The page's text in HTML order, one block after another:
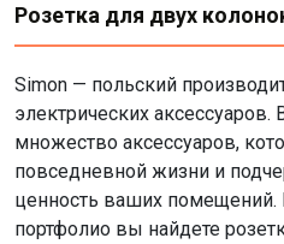
Розетка для двух
Simon — польский
электрических аксессуаров.
множество аксессуаров,
повседневной жизни и
ценность ваших
портфолио вы найдете